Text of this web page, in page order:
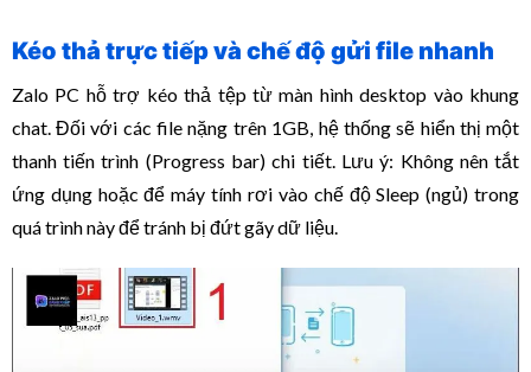
Kéo thả trực tiếp và chế độ gửi file nhanh
Zalo PC hỗ trợ kéo thả tệp từ màn hình desktop vào khung
chat. Đối với các file nặng trên 1GB, hệ thống sẽ hiển thị một
thanh tiến trình (Progress bar) chi tiết. Lưu ý: Không nên tắt
ứng dụng hoặc để máy tính rơi vào chế độ Sleep (ngủ) trong
quá trình này để tránh bị đứt gãy dữ liệu.